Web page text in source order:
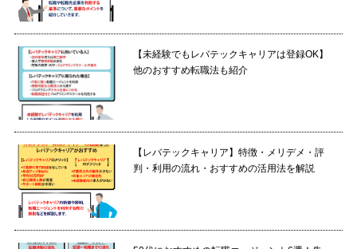
【未経験でもレバテックキャリアは登録OK】
他のおすすめ転職法も紹介
【レバテックキャリア】特徴・メリデメ・評
判・利用の流れ・おすすめの活用法を解説